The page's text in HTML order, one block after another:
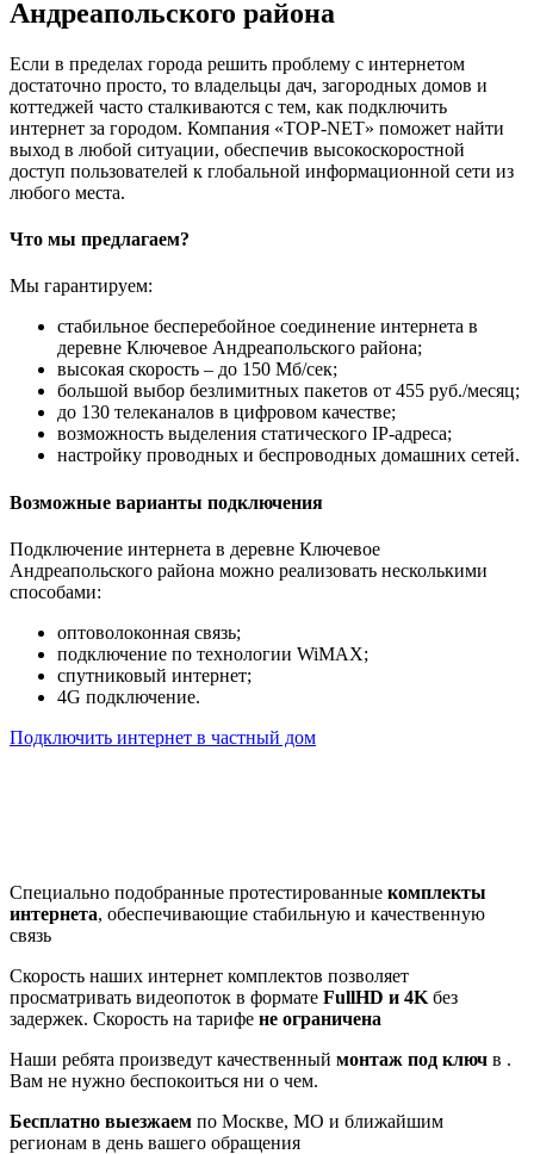
Андреапольского района
Если в пределах города решить проблему с интернетом
достаточно просто, то владельцы дач, загородных домов и
коттеджей часто сталкиваются с тем, как подключить
интернет за городом. Компания «TOP-NET» поможет найти
выход в любой ситуации, обеспечив высокоскоростной
доступ пользователей к глобальной информационной сети из
любого места.
Что мы предлагаем?
Мы гарантируем:
стабильное бесперебойное соединение интернета в
деревне Ключевое Андреапольского района;
высокая скорость – до 150 Мб/сек;
большой выбор безлимитных пакетов от 455 руб./месяц;
до 130 телеканалов в цифровом качестве;
возможность выделения статического IP-адреса;
настройку проводных и беспроводных домашних сетей.
Возможные варианты подключения
Подключение интернета в деревне Ключевое
Андреапольского района можно реализовать несколькими
способами:
оптоволоконная связь;
подключение по технологии WiMAX;
спутниковый интернет;
4G подключение.
Подключить интернет в частный дом
Специально подобранные протестированные комплекты
интернета, обеспечивающие стабильную и качественную
связь
Скорость наших интернет комплектов позволяет
просматривать видеопоток в формате FullHD и 4K без
задержек. Скорость на тарифе не ограничена
Наши ребята произведут качественный монтаж под ключ в .
Вам не нужно беспокоиться ни о чем.
Бесплатно выезжаем по Москве, МО и ближайшим
регионам в день вашего обращения